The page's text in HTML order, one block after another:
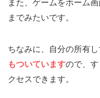
また、ゲームをホーム
までみたいです。
ちなみに、自分の所有し
もついていますので、
クセスできます。